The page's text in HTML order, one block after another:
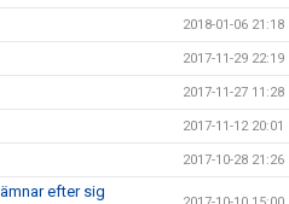
2018-01-06 21:18
2017-11-29 22:19
2017-11-27 11:28
2017-11-12 20:01
2017-10-28 21:26
efter sig